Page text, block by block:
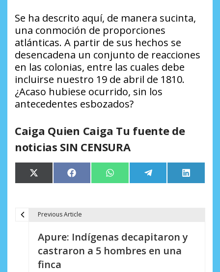
Se ha descrito aquí, de manera sucinta,
una conmoción de proporciones
atlánticas. A partir de sus hechos se
desencadena un conjunto de reacciones
en las colonias, entre las cuales debe
incluirse nuestro 19 de abril de 1810.
¿Acaso hubiese ocurrido, sin los
antecedentes esbozados?
Caiga Quien Caiga Tu fuente de
noticias SIN CENSURA
Compartir
en
X
(Twitter)
Compartir
en
Facebook Compartir
en
WhatsApp Compartir
en
Telegram
en
LinkedIn
Previous Article
Apure: Indígenas decapitaron y
castraron a 5 hombres en una
finca